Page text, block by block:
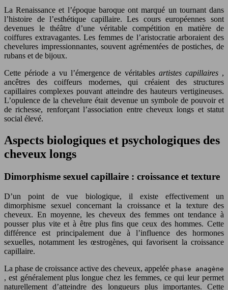
La Renaissance et l’époque baroque ont marqué un tournant dans
l’histoire de l’esthétique capillaire. Les cours européennes sont
devenues le théâtre d’une véritable compétition en matière de
coiffures extravagantes. Les femmes de l’aristocratie arboraient des
chevelures impressionnantes, souvent agrémentées de postiches, de
rubans et de bijoux.
Cette période a vu l’émergence de véritables artistes capillaires ,
ancêtres des coiffeurs modernes, qui créaient des structures
capillaires complexes pouvant atteindre des hauteurs vertigineuses.
L’opulence de la chevelure était devenue un symbole de pouvoir et
de richesse, renforçant l’association entre cheveux longs et statut
social élevé.
Aspects biologiques et psychologiques des
cheveux longs
Dimorphisme sexuel capillaire : croissance et texture
D’un point de vue biologique, il existe effectivement un
dimorphisme sexuel concernant la croissance et la texture des
cheveux. En moyenne, les cheveux des femmes ont tendance à
pousser plus vite et à être plus fins que ceux des hommes. Cette
différence est principalement due à l’influence des hormones
sexuelles, notamment les œstrogènes, qui favorisent la croissance
capillaire.
La phase de croissance active des cheveux, appelée phase anagène
, est généralement plus longue chez les femmes, ce qui leur permet
naturellement d’atteindre des longueurs plus importantes. Cette